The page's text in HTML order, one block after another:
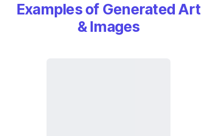
Examples of Generated Art
& Images